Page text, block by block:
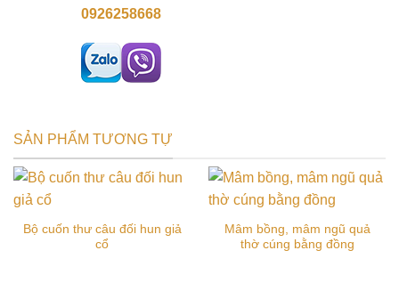
0926258668
SẢN PHẨM TƯƠNG TỰ
Bộ cuốn thư câu đối hun giả
cổ
Mâm bồng, mâm ngũ quả
thờ cúng bằng đồng